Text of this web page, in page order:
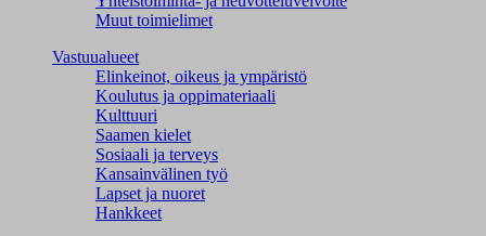
Muut toimielimet
Vastuualueet
Elinkeinot, oikeus ja ympäristö
Koulutus ja oppimateriaali
Kulttuuri
Saamen kielet
Sosiaali ja terveys
Kansainvälinen työ
Lapset ja nuoret
Hankkeet